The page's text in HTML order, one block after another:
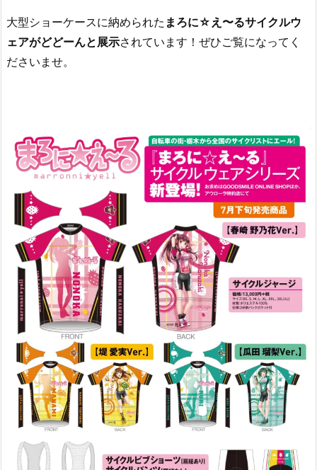
大型ショーケースに納められた まろに☆え〜るサイクルウ
ェアがどどーんと展示されています！ぜひご覧になってく
ださいませ。